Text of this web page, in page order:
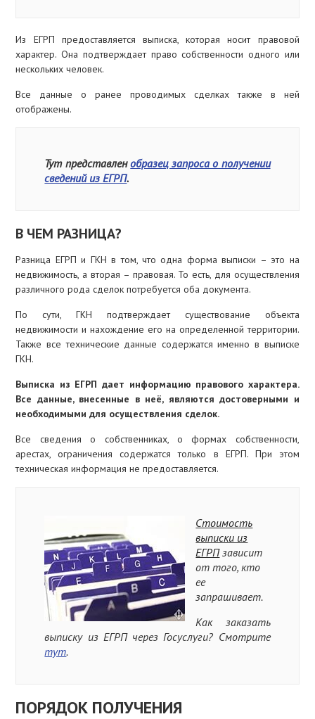
Из ЕГРП предоставляется выписка, которая носит правовой
характер. Она подтверждает право собственности одного или
нескольких человек.
Все данные о ранее проводимых сделках также в ней
отображены.
Тут представленобразец запроса о получении
сведений из ЕГРП.
В ЧЕМ РАЗНИЦА?
Разница ЕГРП и ГКН в том, что одна форма выписки – это на
недвижимость, а вторая – правовая. То есть, для осуществления
различного рода сделок потребуется оба документа.
По сути, ГКН подтверждает существование объекта
недвижимости и нахождение его на определенной территории.
Также все технические данные содержатся именно в выписке
ГКН.
Выписка из ЕГРП дает информацию правового характера.
Все данные, внесенные в неё, являются достоверными и
необходимыми для осуществления сделок.
Все сведения о собственниках, о формах собственности,
арестах, ограничения содержатся только в ЕГРП. При этом
техническая информация не предоставляется.
Стоимость
выписки из
ЕГРПзависит
от того, кто
ее
запрашивает.
Как заказать
выписку из ЕГРП через Госуслуги? Смотрите
тут.
ПОРЯДОК ПОЛУЧЕНИЯ